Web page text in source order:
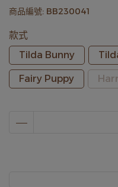
商品編號: BB230041
款式
Tilda Bunny
Fairy Puppy